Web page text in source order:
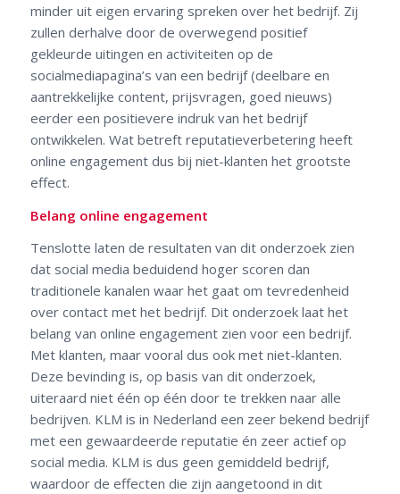
minder uit eigen ervaring spreken over het bedrijf. Zij
zullen derhalve door de overwegend positief
gekleurde uitingen en activiteiten op de
socialmediapagina’s van een bedrijf (deelbare en
aantrekkelijke content, prijsvragen, goed nieuws)
eerder een positievere indruk van het bedrijf
ontwikkelen. Wat betreft reputatieverbetering heeft
online engagement dus bij niet-klanten het grootste
effect.
Belang online engagement
Tenslotte laten de resultaten van dit onderzoek zien
dat social media beduidend hoger scoren dan
traditionele kanalen waar het gaat om tevredenheid
over contact met het bedrijf. Dit onderzoek laat het
belang van online engagement zien voor een bedrijf.
Met klanten, maar vooral dus ook met niet-klanten.
Deze bevinding is, op basis van dit onderzoek,
uiteraard niet één op één door te trekken naar alle
bedrijven. KLM is in Nederland een zeer bekend bedrijf
met een gewaardeerde reputatie én zeer actief op
social media. KLM is dus geen gemiddeld bedrijf,
waardoor de effecten die zijn aangetoond in dit